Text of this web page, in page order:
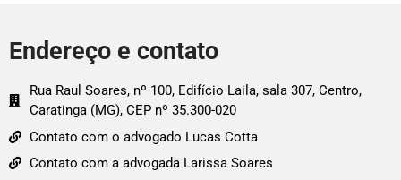
Endereço e contato
Rua Raul Soares, nº 100, Edifício Laila, sala 307, Centro,
Caratinga (MG), CEP nº 35.300-020
Contato com o advogado Lucas Cotta
Contato com a advogada Larissa Soares